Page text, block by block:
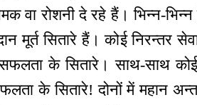
वा रोशनी दे रहे हैं। भिन्न-भिन्न
मूर्त सितारे हैं। कोई निरन्तर
के सितारे। साथ-साथ कोई-
के सितारे! दोनों में महान